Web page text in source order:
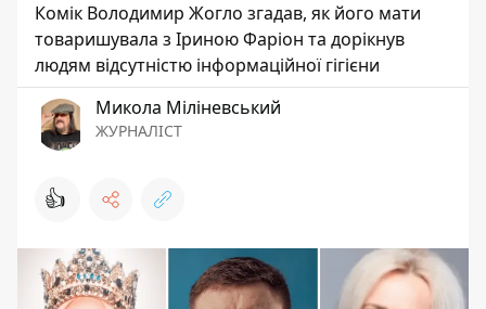
Комік Володимир Жогло згадав, як його мати
товаришувала з Іриною Фаріон та дорікнув
людям відсутністю інформаційної гігієни
Микола Міліневський
ЖУРНАЛІСТ
👍